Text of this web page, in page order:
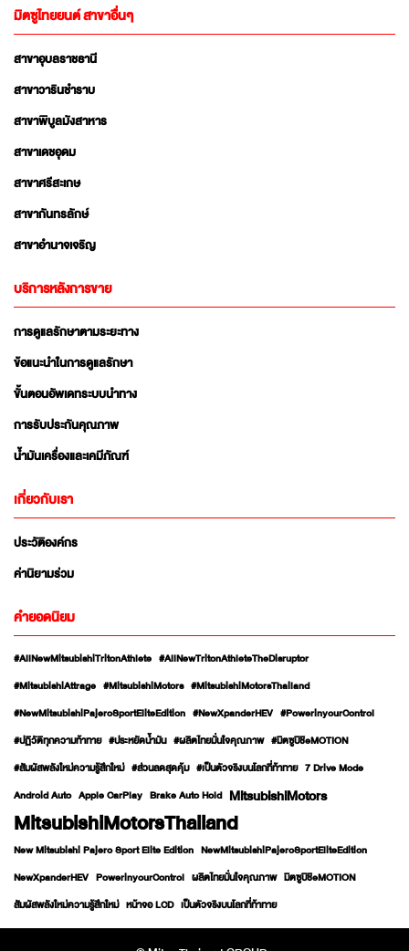
มิตซูไทยยนต์ สาขาอื่นๆ
สาขาอุบลราชธานี
สาขาวารินชำราบ
สาขาพิบูลมังสาหาร
สาขาเดชอุดม
สาขาศรีสะเกษ
สาขากันทรลักษ์
สาขาอำนาจเจริญ
บริการหลังการขาย
การดูแลรักษาตามระยะทาง
ข้อแนะนำในการดูแลรักษา
ขั้นตอนอัพเดทระบบนำทาง
การรับประกันคุณภาพ
น้ำมันเครื่องและเคมีภัณฑ์
เกี่ยวกับเรา
ประวัติองค์กร
ค่านิยามร่วม
คำยอดนิยม
#AllNewMitsubishiTritonAthlete #AllNewTritonAthleteTheDisruptor
#MitsubishiAttrage #MitsubishiMotors #MitsubishiMotorsThailand
#NewMitsubishiPajeroSportEliteEdition #NewXpanderHEV #PowerinyourControl
#ปฏิวัติทุกความท้าทาย #ประหยัดน้ำมัน #ผลิตไทยมั่นใจคุณภาพ #มิตซูบิชิeMOTION
#สัมผัสพลังใหม่ความรู้สึกใหม่ #ส่วนลดสุดคุ้ม #เป็นตัวจริงบนโลกที่ท้าทาย 7 Drive Mode
Android Auto Apple CarPlay Brake Auto Hold MitsubishiMotors
MitsubishiMotorsThailand
New Mitsubishi Pajero Sport Elite Edition NewMitsubishiPajeroSportEliteEdition
NewXpanderHEV PowerinyourControl ผลิตไทยมั่นใจคุณภาพ มิตซูบิชิeMOTION
สัมผัสพลังใหม่ความรู้สึกใหม่ หน้าจอ LCD เป็นตัวจริงบนโลกที่ท้าทาย